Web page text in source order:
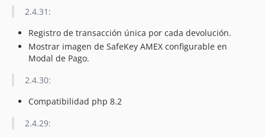
2.4.31:
Registro de transacción única por cada devolución.
Mostrar imagen de SafeKey AMEX configurable en
Modal de Pago.
2.4.30:
Compatibilidad php 8.2
2.4.29: